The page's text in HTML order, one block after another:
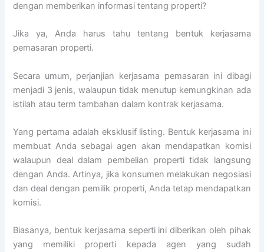
dengan memberikan informasi tentang properti?
Jika ya, Anda harus tahu tentang bentuk kerjasama
pemasaran properti.
Secara umum, perjanjian kerjasama pemasaran ini dibagi
menjadi 3 jenis, walaupun tidak menutup kemungkinan ada
istilah atau term tambahan dalam kontrak kerjasama.
Yang pertama adalah eksklusif listing. Bentuk kerjasama ini
membuat Anda sebagai agen akan mendapatkan komisi
walaupun deal dalam pembelian properti tidak langsung
dengan Anda. Artinya, jika konsumen melakukan negosiasi
dan deal dengan pemilik properti, Anda tetap mendapatkan
komisi.
Biasanya, bentuk kerjasama seperti ini diberikan oleh pihak
yang memiliki properti kepada agen yang sudah